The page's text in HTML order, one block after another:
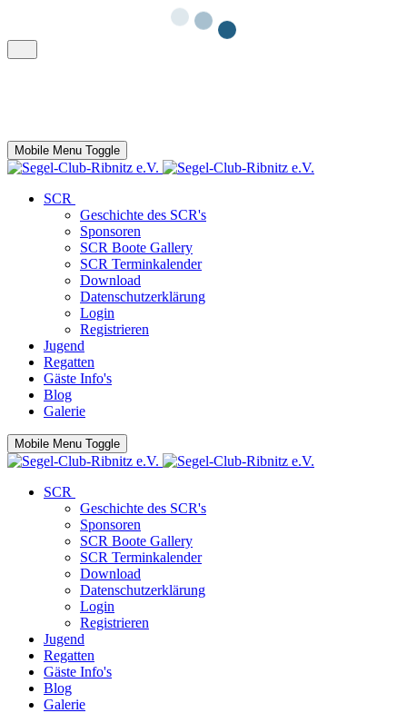
Mobile Menu Toggle
SCR
Geschichte des SCR's
Sponsoren
SCR Boote Gallery
SCR Terminkalender
Download
Datenschutzerklärung
Login
Registrieren
Jugend
Regatten
Gäste Info's
Blog
Galerie
Mobile Menu Toggle
SCR
Geschichte des SCR's
Sponsoren
SCR Boote Gallery
SCR Terminkalender
Download
Datenschutzerklärung
Login
Registrieren
Jugend
Regatten
Gäste Info's
Blog
Galerie